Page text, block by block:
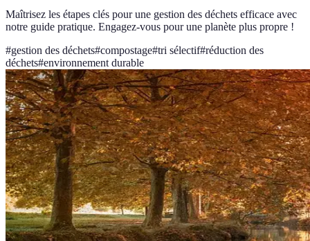
Maîtrisez les étapes clés pour une gestion des déchets efficace avec
notre guide pratique. Engagez-vous pour une planète plus propre !
#gestion des déchets#compostage#tri sélectif#réduction des
déchets#environnement durable